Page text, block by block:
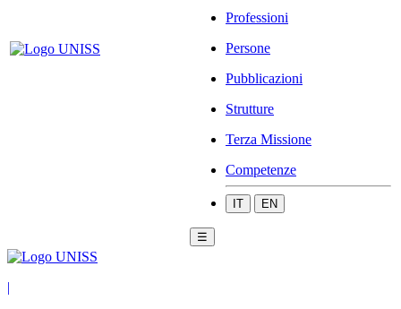
Professioni
Persone
Pubblicazioni
Strutture
Terza Missione
Competenze
IT EN
☰
|